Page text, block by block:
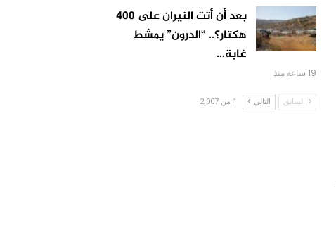
بعد أن أتت النيران على 400
هكتار؟.. “الدرون” يمشط
غابة…
19 ساعة منذ
السابق التالي 1 من 2,007